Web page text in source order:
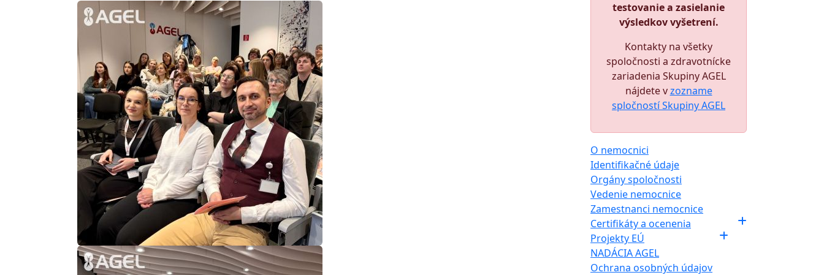
testovanie a zasielanie
výsledkov vyšetrení.
Kontakty na všetky
spoločnosti a zdravotnícke
zariadenia Skupiny AGEL
nájdete vzozname
spločností Skupiny AGEL
O nemocnici
Identifikačné údaje
Orgány spoločnosti
Vedenie nemocnice
Zamestnanci nemocnice
Certifikáty a ocenenia
Projekty EÚ
NADÁCIA AGEL
Ochrana osobných údajov